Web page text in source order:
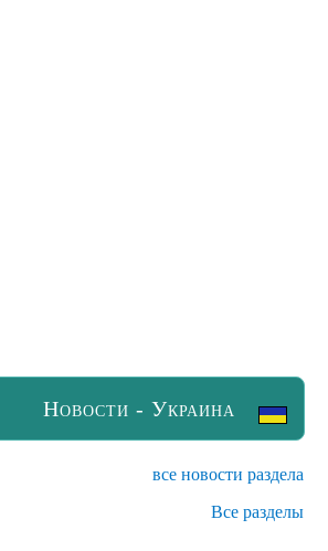
Новости - Украина
все новости раздела
Все разделы